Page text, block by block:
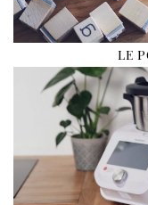
LE